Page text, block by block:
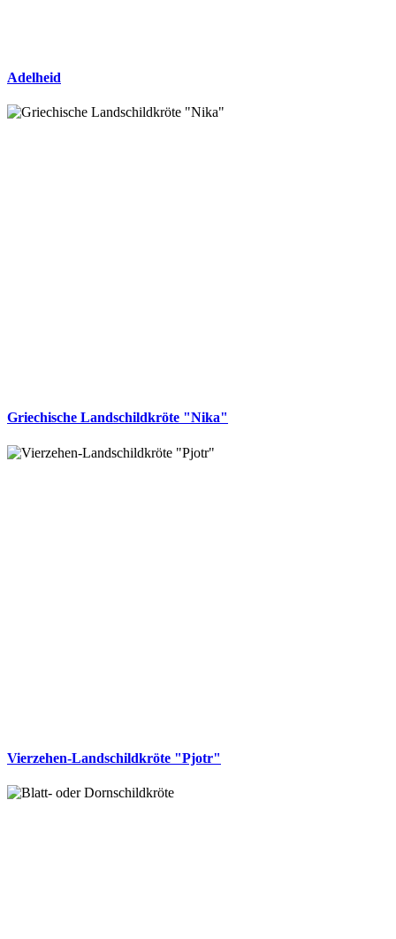
Adelheid
Griechische Landschildkröte "Nika"
Vierzehen-Landschildkröte "Pjotr"